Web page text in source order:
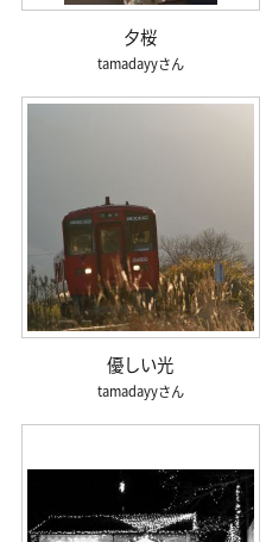
夕桜
tamadayy
優しい光
tamadayy